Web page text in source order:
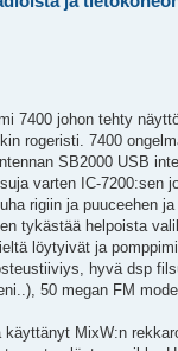
7400 johon tehty
rogeristi. 7400
SB2000 USB
varten IC-
rigiin ja puuceehen
tykästää helpoista
löytyivät ja
hyvä dsp
50 megan FM
käyttänyt MixW:n